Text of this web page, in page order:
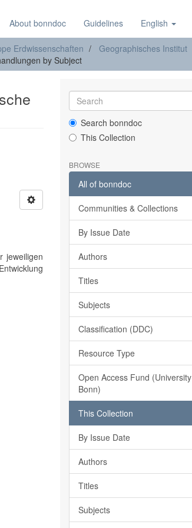
About bonndoc Guidelines English
Erdwissenschaften
Geographisches Institut
by Subject
jeweiligen
Search bonndoc
This Collection
BROWSE
All of bonndoc
Communities & Collections
By Issue Date
Authors
Titles
Subjects
Classification (DDC)
Resource Type
Open Access Fund (University
Bonn)
This Collection
By Issue Date
Authors
Titles
Subjects